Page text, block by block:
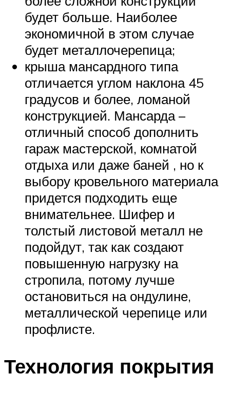
будет больше. Наиболее
экономичной в этом случае
будет металлочерепица;
крыша мансардного типа
отличается углом наклона 45
градусов и более, ломаной
конструкцией. Мансарда –
отличный способ дополнить
гараж мастерской, комнатой
отдыха или даже баней , но к
выбору кровельного материала
придется подходить еще
внимательнее. Шифер и
толстый листовой металл не
подойдут, так как создают
повышенную нагрузку на
стропила, потому лучше
остановиться на ондулине,
металлической черепице или
профлисте.
Технология покрытия